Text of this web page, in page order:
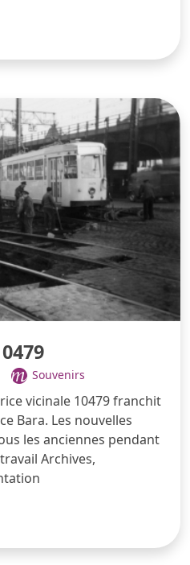
Souvenirs
vicinale 10479 franchit
Bara. Les nouvelles
les anciennes pendant
Archives,